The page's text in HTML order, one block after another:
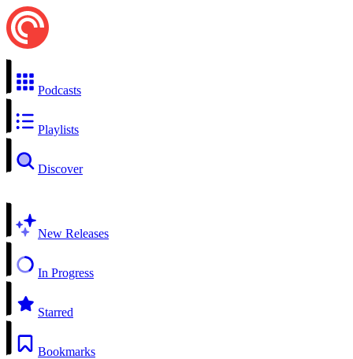
Podcasts
Playlists
Discover
New Releases
In Progress
Starred
Bookmarks